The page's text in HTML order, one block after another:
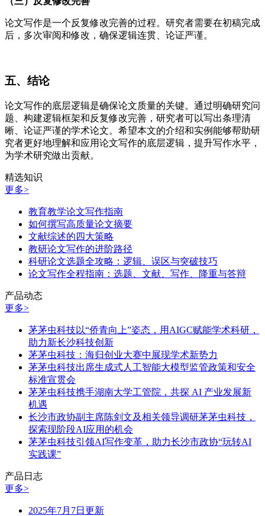
论文写作是一个反复修改完善的过程。研究者需要在初稿完成
后，多次审阅和修改，确保逻辑连贯、论证严谨。
五、结论
论文写作的底层逻辑是确保论文质量的关键。通过明确研究问
题、构建逻辑框架和反复修改完善，研究者可以写出条理清
晰、论证严谨的学术论文。希望本文的介绍和实例能够帮助研
究者更好地理解和应用论文写作的底层逻辑，提升写作水平，
为学术研究做出贡献。
精选知识
更多>
教育教学论文写作指南
如何撰写高质量论文摘要
文献综述的四大策略
教研论文写作的进阶路径
科研论文选题全攻略：逻辑、误区与突破技巧
论文写作全程指南：选题、文献、写作、降重与答辩
产品动态
更多>
茅茅虫科技以“侨青向上”姿态，用AIGC赋能学术科研，
助力新长沙科技创新
茅茅虫科技：海归创业大赛中展现学术新势力
茅茅虫科技出席生成式人工智能大模型监管政策和安全
标准宣贯会
茅茅虫科技携手湖南大学工管院，共探 AI 产业发展新
机遇
长沙市政协副主席陈剑文及相关领导调研茅茅虫科技，
探索现阶段AI应用的机会
茅茅虫科技引领AI写作变革，助力长沙市政协“玩转AI
实践课”
产品日志
更多>
2025年7月7日更新